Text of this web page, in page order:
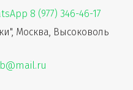
8 (977) 346-46-17
, Москва, Высоковоль